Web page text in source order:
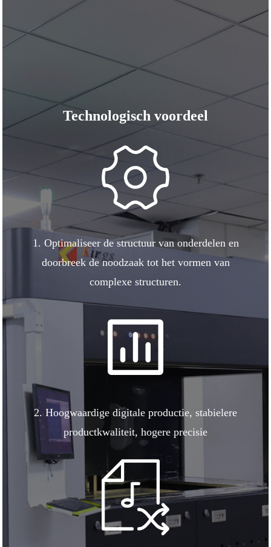
Technologisch voordeel
1. Optimaliseer de structuur van onderdelen en
doorbreek de noodzaak tot het vormen van
complexe structuren.
2. Hoogwaardige digitale productie, stabielere
productkwaliteit, hogere precisie